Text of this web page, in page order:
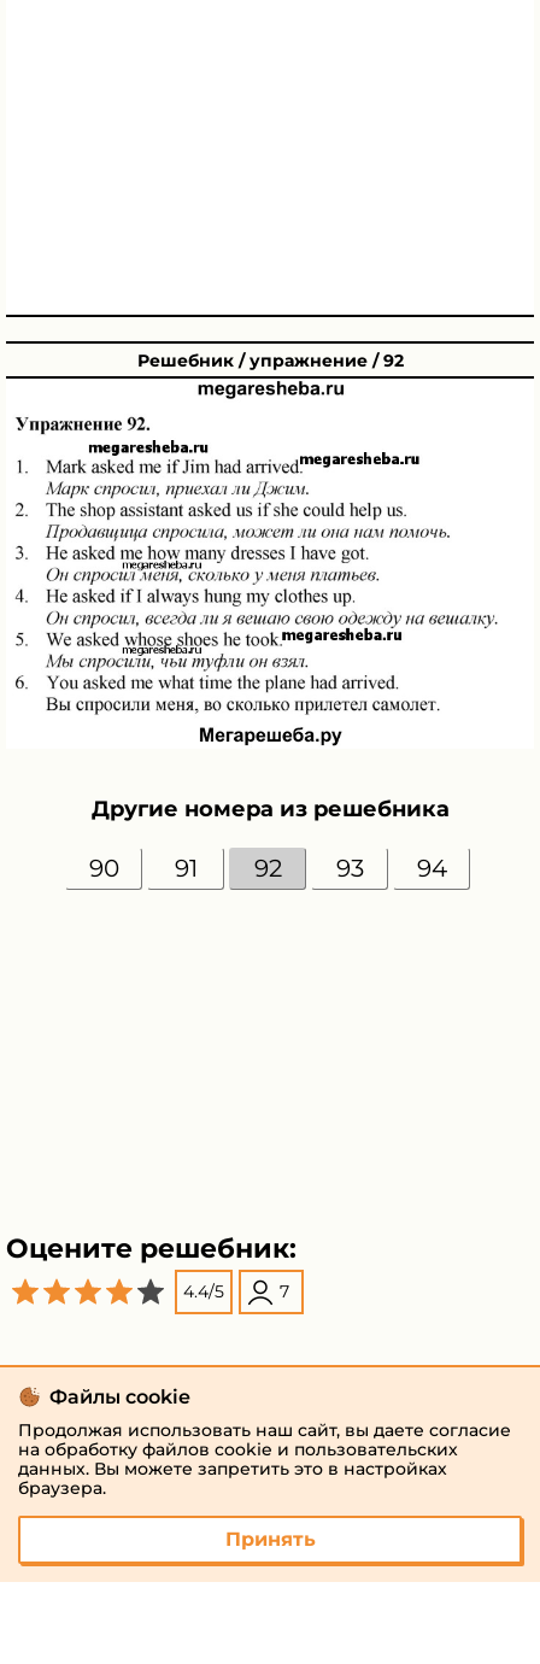
Решебник / упражнение / 92
Другие номера из решебника
90 91 92 93 94
Оцените решебник:
4.4/5 7
Файлы cookie
Продолжая использовать наш сайт, вы даете согласие
на обработку файлов cookie и пользовательских
данных. Вы можете запретить это в настройках
браузера.
Принять